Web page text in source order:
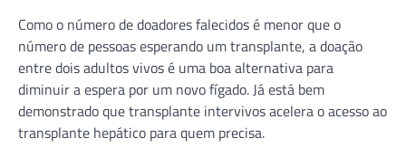
Como o número de doadores falecidos é menor que o
número de pessoas esperando um transplante, a doação
entre dois adultos vivos é uma boa alternativa para
diminuir a espera por um novo fígado. Já está bem
demonstrado que transplante intervivos acelera o acesso ao
transplante hepático para quem precisa.